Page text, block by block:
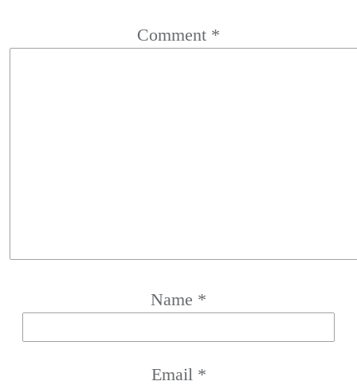
Comment *
Name *
Email *